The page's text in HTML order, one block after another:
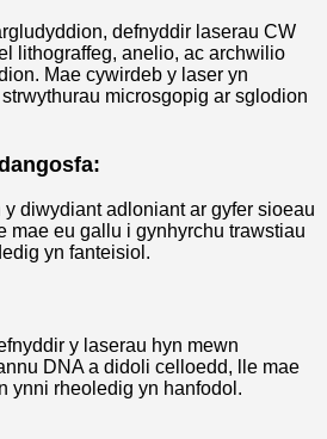
defnyddir laserau CW
lithograffeg, anelio, ac archwilio
Mae cywirdeb y laser yn
microsgopig ar sglodion
y diwydiant adloniant ar gyfer sioeau
mae eu gallu i gynhyrchu trawstiau
yn fanteisiol.
y laserau hyn mewn
DNA a didoli celloedd, lle mae
ynni rheoledig yn hanfodol.